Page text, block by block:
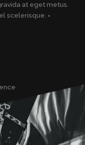
at eget metus.
scelerisque. =